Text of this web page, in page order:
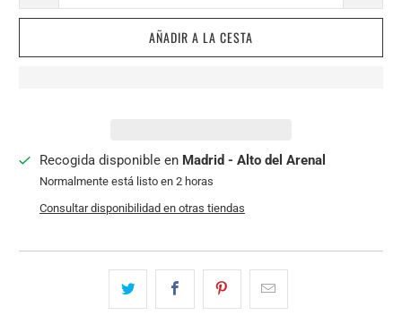
AÑADIR A LA CESTA
Recogida disponible en Madrid - Alto del Arenal
Normalmente está listo en 2 horas
Consultar disponibilidad en otras tiendas